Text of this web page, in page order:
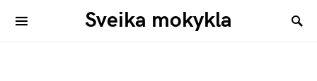
Sveika mokykla